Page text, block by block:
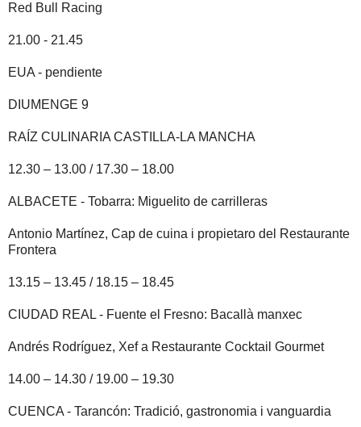
Red Bull Racing
21.00 - 21.45
EUA - pendiente
DIUMENGE 9
RAÍZ CULINARIA CASTILLA-LA MANCHA
12.30 – 13.00 / 17.30 – 18.00
ALBACETE - Tobarra: Miguelito de carrilleras
Antonio Martínez, Cap de cuina i propietaro del Restaurante
Frontera
13.15 – 13.45 / 18.15 – 18.45
CIUDAD REAL - Fuente el Fresno: Bacallà manxec
Andrés Rodríguez, Xef a Restaurante Cocktail Gourmet
14.00 – 14.30 / 19.00 – 19.30
CUENCA - Tarancón: Tradició, gastronomia i vanguardia